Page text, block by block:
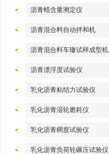
沥青蜡含量测定仪
沥青混合料自动拌和机
沥青混合料车辙试样成型机
（气动标准）
沥青漂浮度试验仪
乳化沥青粘结力试验仪
乳化沥青湿轮磨耗仪
乳化沥青稠度试验仪
乳化沥青负荷轮碾压试验仪